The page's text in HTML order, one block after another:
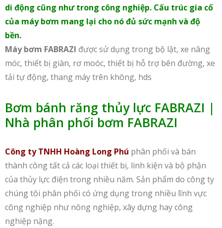
di động cũng như trong công nghiệp. Cấu trúc gia cố
của máy bơm mang lại cho nó đủ sức mạnh và độ
bền.
Máy bơm FABRAZI được sử dụng trong bộ lật, xe nâng
móc, thiết bị giàn, rơ moóc, thiết bị hỗ trợ bên đường, xe
tải tự động, thang máy trên không, hds
Bơm bánh răng thủy lực FABRAZI |
Nhà phân phối bơm FABRAZI
Công ty TNHH Hoàng Long Phú phân phối và bán
thành công tất cả các loại thiết bị, linh kiện và bộ phận
của thủy lực điện trong nhiều năm. Sản phẩm do công ty
chúng tôi phân phối có ứng dụng trong nhiều lĩnh vực
công nghiệp như nông nghiệp, xây dựng hay công
nghiệp nặng.